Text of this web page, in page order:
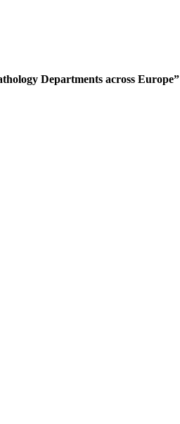
Departments across Europe”